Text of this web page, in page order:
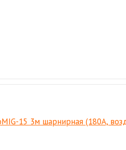
15 3м шарнирная (180A,